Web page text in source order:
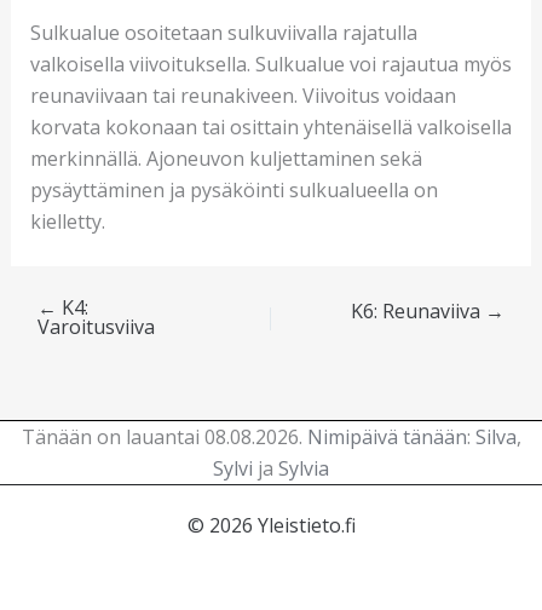
Sulkualue osoitetaan sulkuviivalla rajatulla
valkoisella viivoituksella. Sulkualue voi rajautua myös
reunaviivaan tai reunakiveen. Viivoitus voidaan
korvata kokonaan tai osittain yhtenäisellä valkoisella
merkinnällä. Ajoneuvon kuljettaminen sekä
pysäyttäminen ja pysäköinti sulkualueella on
kielletty.
← K4:
Varoitusviiva
K6: Reunaviiva →
Tänään on lauantai 08.08.2026. Nimipäivä tänään: Silva,
Sylvi ja Sylvia
© 2026 Yleistieto.fi